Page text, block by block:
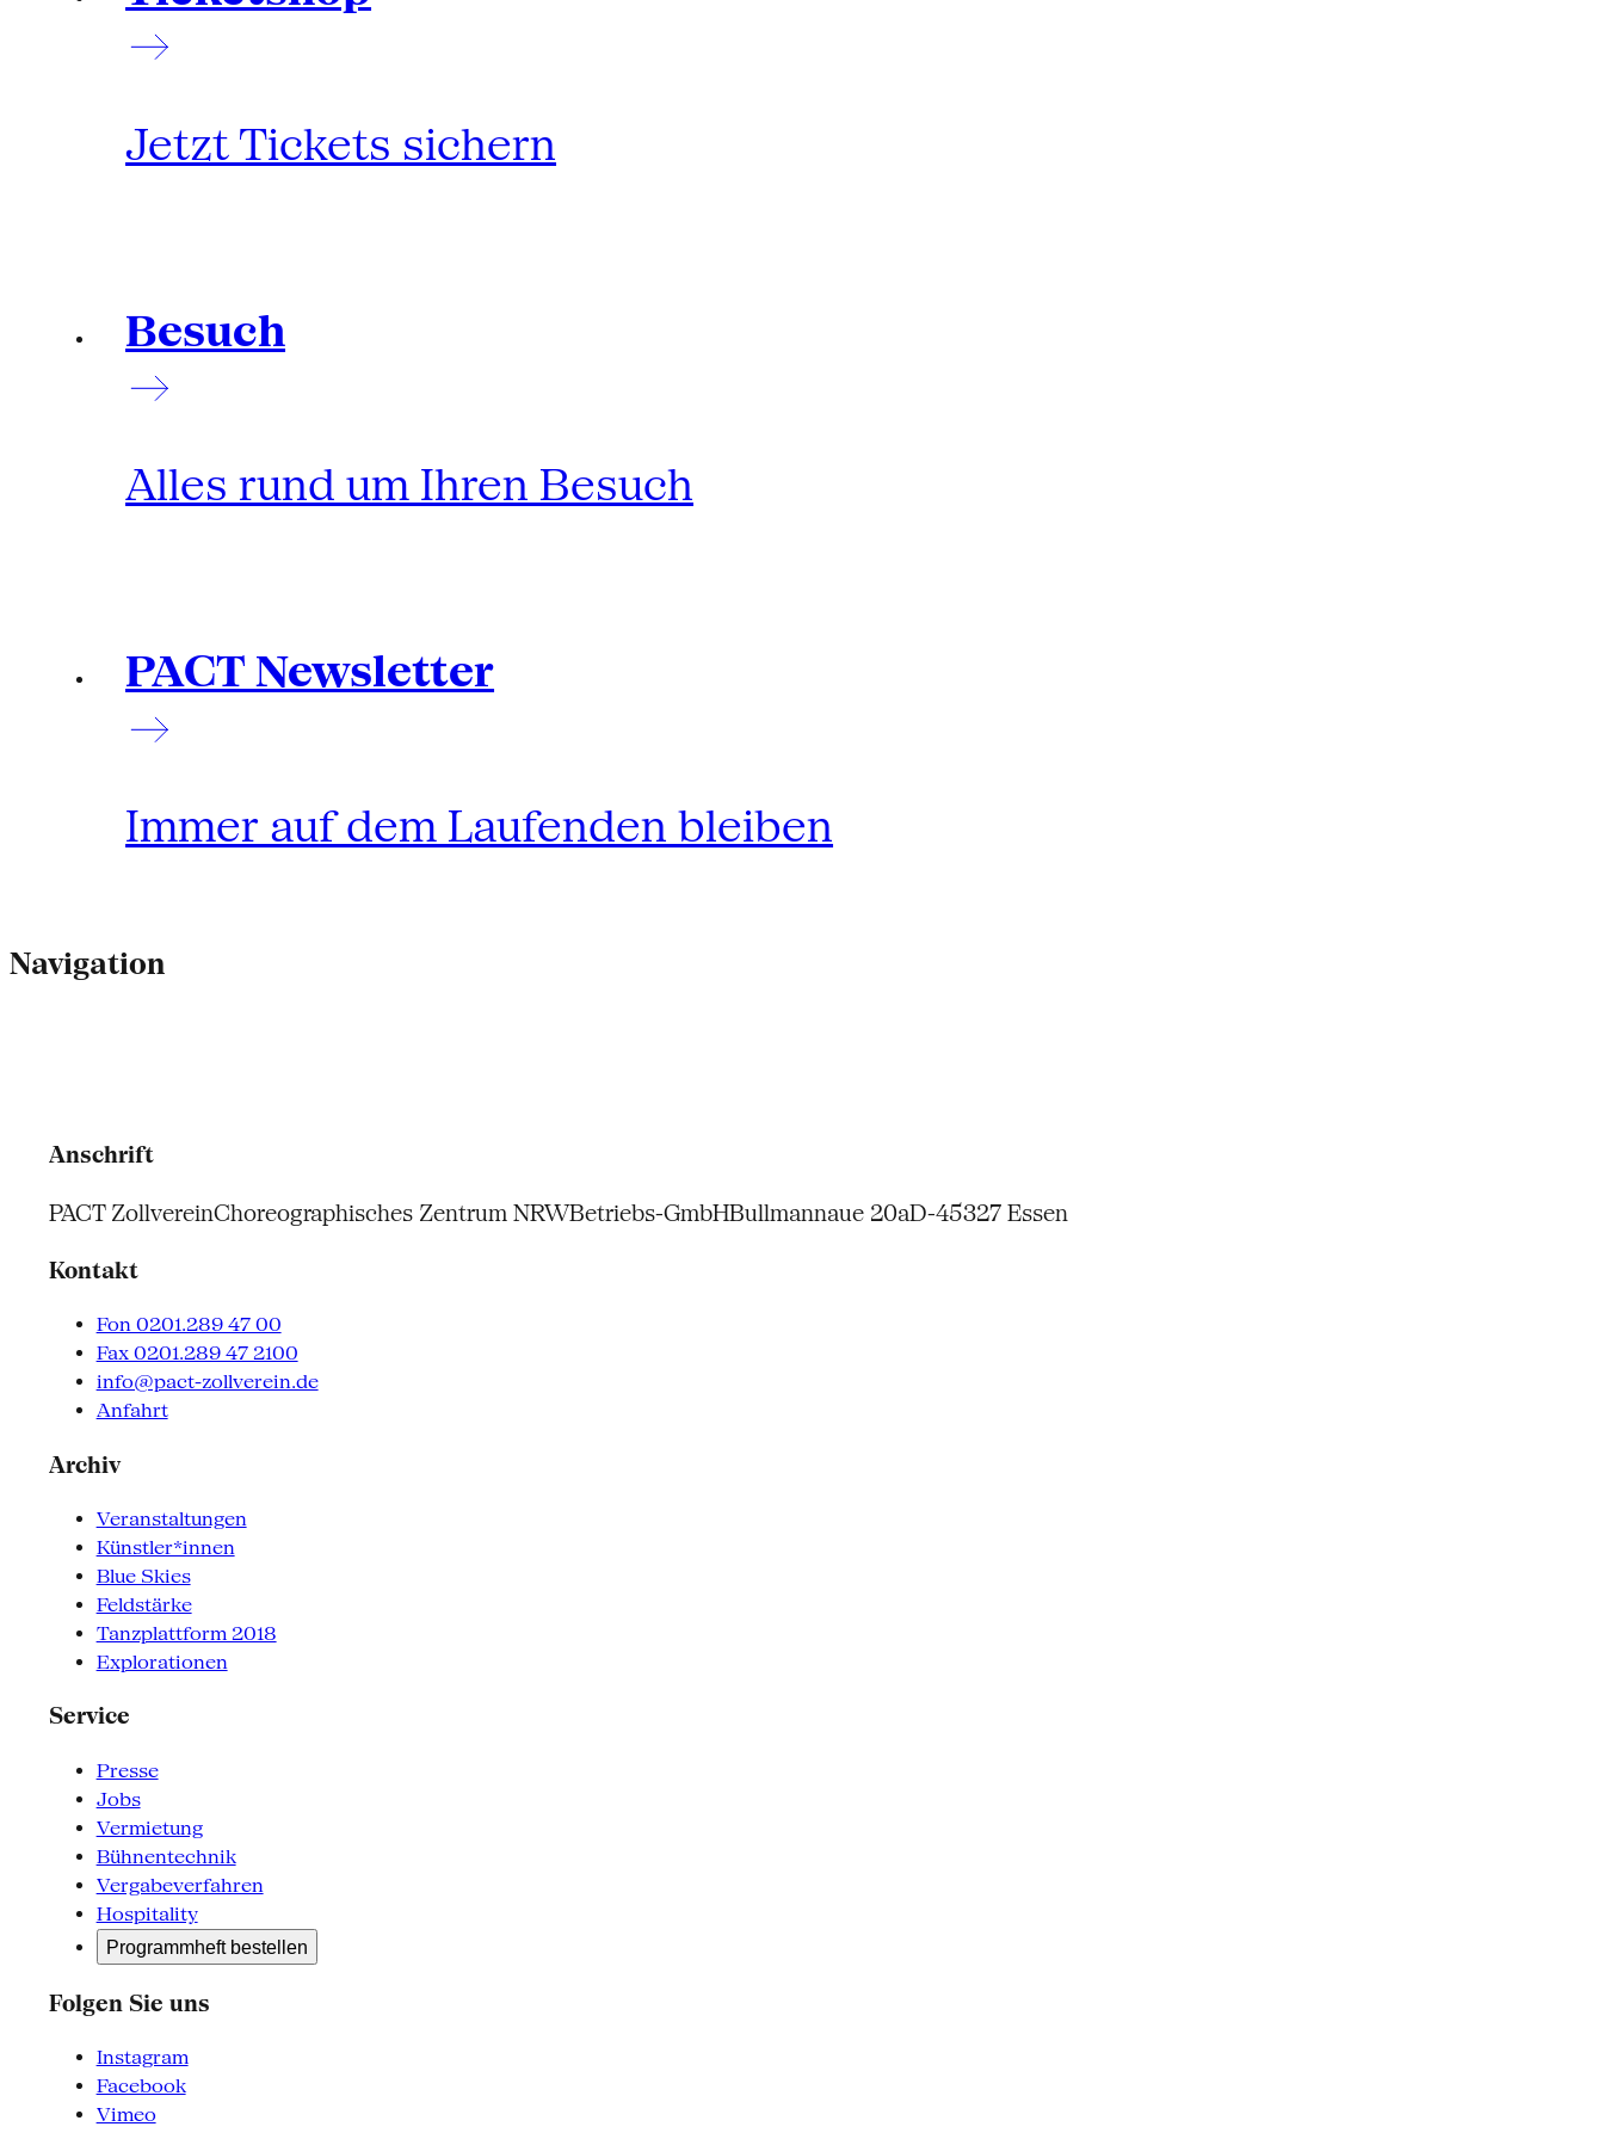
Jetzt Tickets sichern
Besuch
Alles rund um Ihren Besuch
PACT Newsletter
Immer auf dem Laufenden bleiben
Navigation
Anschrift
PACT ZollvereinChoreographisches Zentrum NRWBetriebs-GmbHBullmannaue 20aD-45327 Essen
Kontakt
Fon 0201.289 47 00
Fax 0201.289 47 2100
info@pact-zollverein.de
Anfahrt
Archiv
Veranstaltungen
Künstler*innen
Blue Skies
Feldstärke
Tanzplattform 2018
Explorationen
Service
Presse
Jobs
Vermietung
Bühnentechnik
Vergabeverfahren
Hospitality
Programmheft bestellen
Folgen Sie uns
Instagram
Facebook
Vimeo